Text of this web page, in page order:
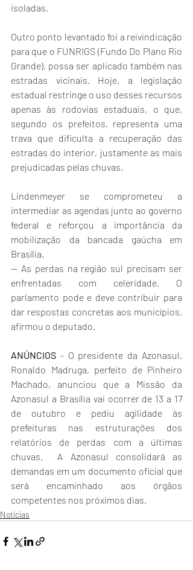
isoladas.
Outro ponto levantado foi a reivindicação
para que o FUNRIGS (Fundo Do Plano Rio
Grande), possa ser aplicado também nas
estradas vicinais. Hoje, a legislação
estadual restringe o uso desses recursos
apenas às rodovias estaduais, o que,
segundo os prefeitos, representa uma
trava que dificulta a recuperação das
estradas do interior, justamente as mais
prejudicadas pelas chuvas.
Lindenmeyer se comprometeu a
intermediar as agendas junto ao governo
federal e reforçou a importância da
mobilização da bancada gaúcha em
Brasília.
— As perdas na região sul precisam ser
enfrentadas com celeridade. O
parlamento pode e deve contribuir para
dar respostas concretas aos municípios,
afirmou o deputado.
ANÚNCIOS - O presidente da Azonasul,
Ronaldo Madruga, perfeito de Pinheiro
Machado, anunciou que a Missão da
Azonasul a Brasília vai ocorrer de 13 a 17
de outubro e pediu agilidade às
prefeituras nas estruturações dos
relatórios de perdas com a últimas
chuvas.  A Azonasul consolidará as
demandas em um documento oficial que
será encaminhado aos órgãos
competentes nos próximos dias.
Notícias